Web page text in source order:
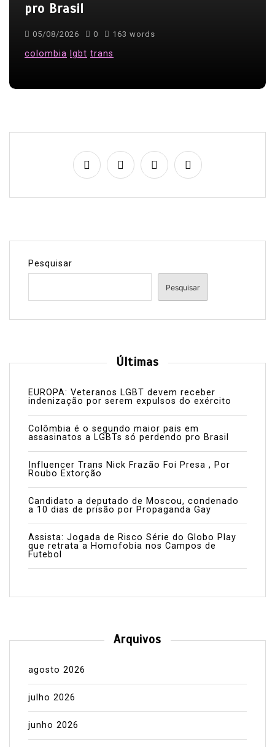
pro Brasil
05/08/2026 0 163 words
colombia lgbt trans
Pesquisar
Pesquisar
Últimas
EUROPA: Veteranos LGBT devem receber
indenização por serem expulsos do exército
Colômbia é o segundo maior pais em
assasinatos a LGBTs só perdendo pro Brasil
Influencer Trans Nick Frazão Foi Presa , Por
Roubo Extorção
Candidato a deputado de Moscou, condenado
a 10 dias de prisão por Propaganda Gay
Assista: Jogada de Risco Série do Globo Play
que retrata a Homofobia nos Campos de
Futebol
Arquivos
agosto 2026
julho 2026
junho 2026